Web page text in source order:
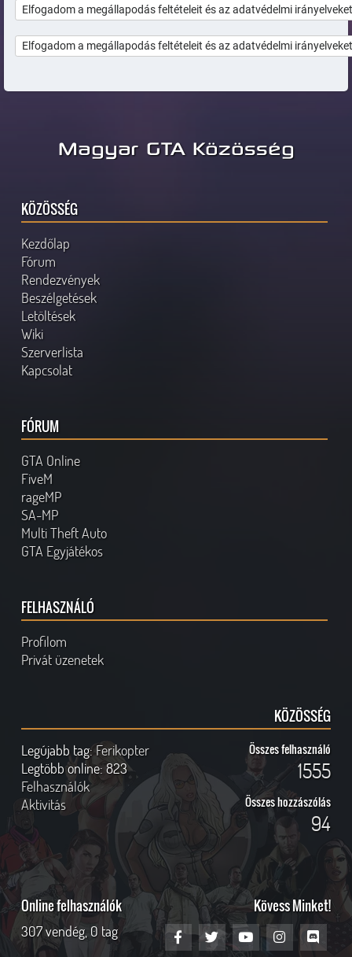
Magyar GTA Közösség
KÖZÖSSÉG
Kezdőlap
Fórum
Rendezvények
Beszélgetések
Letöltések
Wiki
Szerverlista
Kapcsolat
FÓRUM
GTA Online
FiveM
rageMP
SA-MP
Multi Theft Auto
GTA Egyjátékos
FELHASZNÁLÓ
Profilom
Privát üzenetek
KÖZÖSSÉG
Legújabb tag:Ferikopter
Legtöbb online:823
Felhasználók
Aktivitás
Összes felhasználó
1555
Összes hozzászólás
94
Online felhasználók
307 vendég, 0 tag
Kövess Minket!